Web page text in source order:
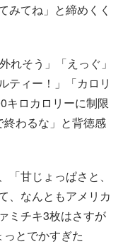
てね」と締めくく
そう」「えっぐ」
ティー！」「カロリ
キロカロリーに制限
わるな」と背徳感
甘じょっぱさと、
、なんともアメリカ
ミチキ3枚はさすが
とでかすぎた